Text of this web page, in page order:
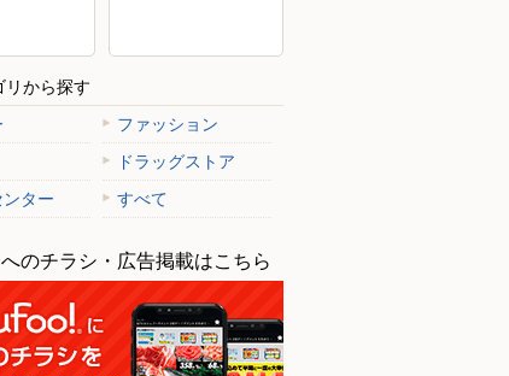
リから探す
ファッション
ドラッグストア
ター
すべて
のチラシ・広告掲載はこちら